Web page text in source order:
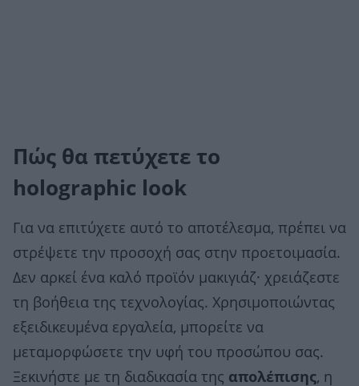
Πώς θα πετύχετε το
holographic look
Για να επιτύχετε αυτό το αποτέλεσμα, πρέπει να
στρέψετε την προσοχή σας στην προετοιμασία.
Δεν αρκεί ένα καλό προϊόν μακιγιάζ· χρειάζεστε
τη βοήθεια της τεχνολογίας. Χρησιμοποιώντας
εξειδικευμένα εργαλεία, μπορείτε να
μεταμορφώσετε την υφή του προσώπου σας.
Ξεκινήστε με τη διαδικασία της απολέπισης, η